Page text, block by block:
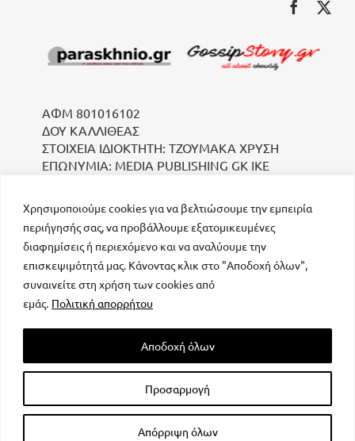
Χρησιμοποιούμε cookies για να βελτιώσουμε την εμπειρία
περιήγησής σας, να προβάλλουμε εξατομικευμένες
διαφημίσεις ή περιεχόμενο και να αναλύουμε την
επισκεψιμότητά μας. Κάνοντας κλικ στο "Αποδοχή όλων",
συναινείτε στη χρήση των cookies από
εμάς. Πολιτική απορρήτου
Προσαρμογή
Απόρριψη όλων
Αποδοχή όλων
ΑΦΜ 801016102
ΔΟΥ ΚΑΛΛΙΘΕΑΣ
ΣΤΟΙΧΕΙΑ ΙΔΙΟΚΤΗΤΗ: ΤΖΟΥΜΑΚΑ ΧΡΥΣΗ
ΕΠΩΝΥΜΙΑ: MEDIA PUBLISHING GK IKE
μοναδικός αριθμός Μ.Η.Τ. 232223
All rights reserved – Powered by